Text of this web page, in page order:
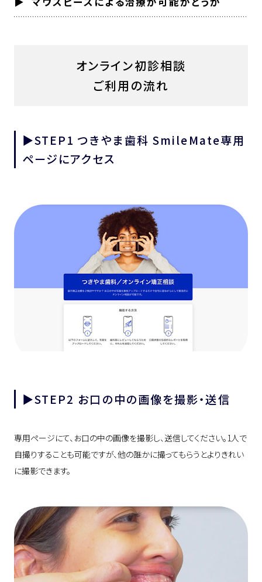
オンライン初診相談
ご利用の流れ
▶︎STEP1 つきやま歯科 SmileMate専用
ページにアクセス
▶︎STEP2 お口の中の画像を撮影・送信
専用ページにて、お口の中の画像を撮影し、送信してください。1人で
自撮りすることも可能ですが、他の誰かに撮ってもらうとよりきれい
に撮影できます。